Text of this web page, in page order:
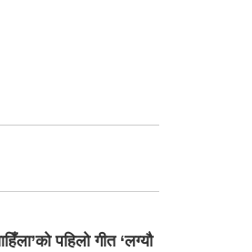
पहिलो गीत ‘लग्यौ